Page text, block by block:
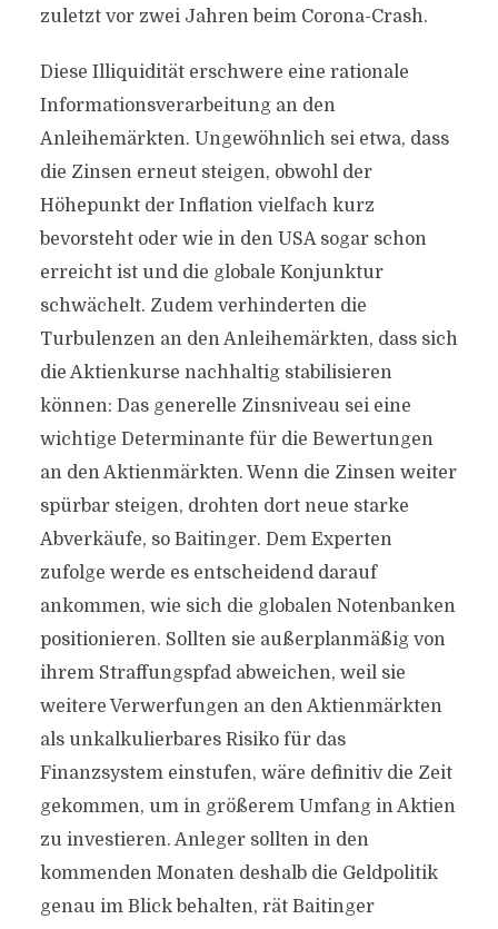
zuletzt vor zwei Jahren beim Corona-Crash.
Diese Illiquidität erschwere eine rationale
Informationsverarbeitung an den
Anleihemärkten. Ungewöhnlich sei etwa, dass
die Zinsen erneut steigen, obwohl der
Höhepunkt der Inflation vielfach kurz
bevorsteht oder wie in den USA sogar schon
erreicht ist und die globale Konjunktur
schwächelt. Zudem verhinderten die
Turbulenzen an den Anleihemärkten, dass sich
die Aktienkurse nachhaltig stabilisieren
können: Das generelle Zinsniveau sei eine
wichtige Determinante für die Bewertungen
an den Aktienmärkten. Wenn die Zinsen weiter
spürbar steigen, drohten dort neue starke
Abverkäufe, so Baitinger. Dem Experten
zufolge werde es entscheidend darauf
ankommen, wie sich die globalen Notenbanken
positionieren. Sollten sie außerplanmäßig von
ihrem Straffungspfad abweichen, weil sie
weitere Verwerfungen an den Aktienmärkten
als unkalkulierbares Risiko für das
Finanzsystem einstufen, wäre definitiv die Zeit
gekommen, um in größerem Umfang in Aktien
zu investieren. Anleger sollten in den
kommenden Monaten deshalb die Geldpolitik
genau im Blick behalten, rät Baitinger